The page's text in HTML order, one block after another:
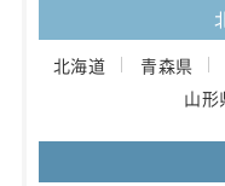
北海道 青森県
山形